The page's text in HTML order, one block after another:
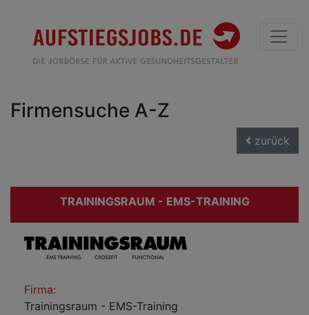
Firmensuche A-Z
zurück
TRAININGSRAUM - EMS-TRAINING
Firma:
Trainingsraum - EMS-Training